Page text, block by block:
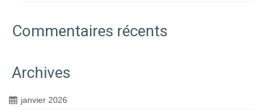
Commentaires récents
Archives
janvier 2026